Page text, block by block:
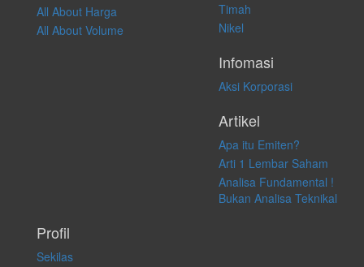
All About Harga
All About Volume
Timah
Nikel
Infomasi
Aksi Korporasi
Artikel
Apa itu Emiten?
Arti 1 Lembar Saham
Analisa Fundamental !
Bukan Analisa Teknikal
Profil
Sekilas